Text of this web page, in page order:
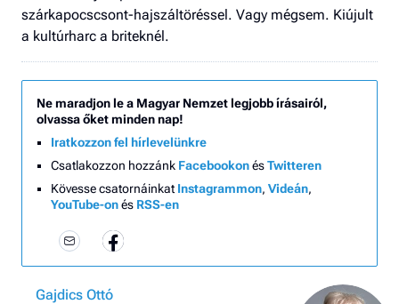
szárkapocscsont-hajszáltöréssel. Vagy mégsem. Kiújult
a kultúrharc a briteknél.
Ne maradjon le a Magyar Nemzet legjobb írásairól,
olvassa őket minden nap!
Iratkozzon fel hírlevelünkre
Csatlakozzon hozzánk FacebookonésTwitteren
Kövesse csatornáinkat Instagrammon, Videán,
YouTube-onés RSS-en
Gajdics Ottó